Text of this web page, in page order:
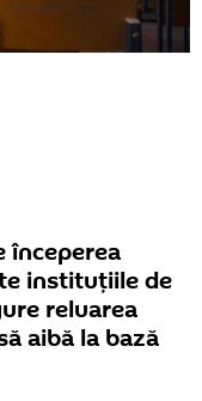
începerea
instituțiile de
reluarea
aibă la bază